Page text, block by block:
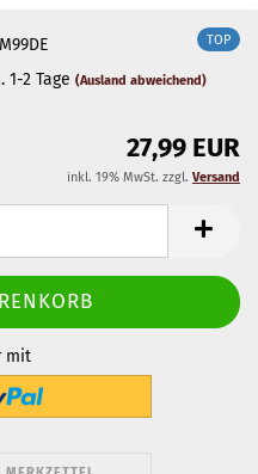
TOP
1-2 Tage(Ausland abweichend)
27,99 EUR
inkl. 19% MwSt. zzgl. Versand
mit